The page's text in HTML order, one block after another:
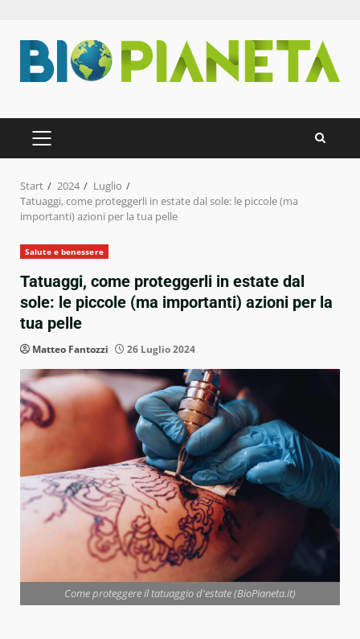
Inhalt
springen
PRIMÄRES
MENÜ
Start 2024
Luglio
Tatuaggi, come proteggerli in estate dal sole: le piccole (ma
importanti) azioni per la tua pelle
Salute e benessere
Tatuaggi, come proteggerli in estate dal
sole: le piccole (ma importanti) azioni per la
tua pelle
Matteo Fantozzi 26 Luglio 2024
Come proteggere il tatuaggio d'estate (BioPianeta.it)